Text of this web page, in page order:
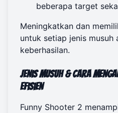
beberapa target
Meningkatkan dan
untuk setiap jenis musuh
keberhasilan.
Jenis Musuh & Cara
Efisien
Funny Shooter 2